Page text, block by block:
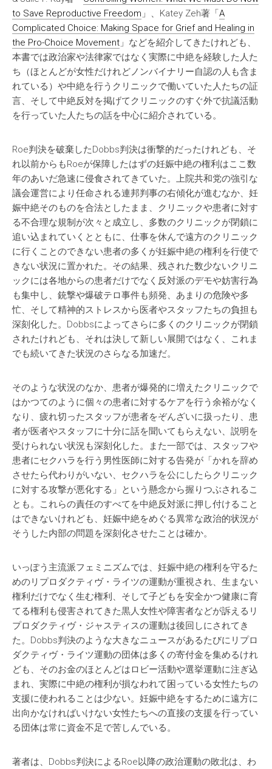
to Save Reproductive Freedom 」、Katey Zeh著「A
Complicated Choice: Making Space for Grief and Healing in
the Pro-Choice Movement 」などを紹介してきたけれども、
本書では政治家や法律家ではなく実際に中絶を経験した人た
ち（ほとんどが女性だけれどノンバイナリー自認の人も含ま
れている）や中絶を行うクリニックで働いていた人たちの証
言、そして中絶反対を掲げてクリニックのすぐ外で抗議活動
を行っていた人たちの話を中心に紹介されている。
Roe判決を破棄したDobbs判決は衝撃的だったけれども、そ
れ以前からもRoeが保障したはずの妊娠中絶の権利はここ数
年のあいだ急速に侵食されてきていた。上院共和党の強引な
議会運営により任命される連邦判事の右傾化が進むなか、妊
娠中絶そのものを合法としたまま、クリニックや患者に対す
る不合理な規制が次々と成立し、多数のクリニックが閉鎖に
追い込まれていくとともに、仕事を休んで遠方のクリニック
に行くことのできない患者の多くが妊娠中絶の権利を行使で
きない状況に置かれた。その結果、残された数少ないクリニ
ックには各地からの患者だけでなく反対派のデモや妨害行為
も集中し、銃撃や爆破テロ事件も頻発、あまりの危険や多
忙、そして精神的ストレスから医者やスタッフたちの負担も
深刻化した。Dobbsによってさらに多くのクリニックが閉鎖
されたけれども、それは決して新しい展開ではなく、これま
でも続いてきた状況のさらなる加速だ。
そのような状況のなか、患者が爆発的に増えたクリニックで
はかつてのように個々の患者に対するケアを行う余裕がなく
なり、疲れ切ったスタッフが患者をぞんざいに扱ったり、患
者が医者やスタッフに十分に話を聞いてもらえない、説明を
受けられない状況も深刻化した。また一部では、スタッフや
患者にセクハラを行う男性医師に対する告発が「かれを辞め
させたら代わりがいない、セクハラを公にしたらクリニック
に対する攻撃が悪化する」という懸念から握りつぶされるこ
とも。これらの責任のすべてを中絶反対派に押し付けること
はできないけれども、妊娠中絶をめぐる異常な政治的状況が
そうした内部の問題を深刻化させたことは確か。
いっぽう主流派フェミニズムでは、妊娠中絶の権利を守るた
めのリプロダクティヴ・ライツの運動が重視され、生まない
権利だけでなく生む権利、そして子どもを安全かつ健康に育
てる権利も侵害されてきた黒人女性や障害者などが訴えるリ
プロダクティヴ・ジャスティスの運動は後回しにされてき
た。Dobbs判決のような大きなニュースがあるたびにリプロ
ダクティヴ・ライツ運動の団体は多くの寄付金を集めるけれ
ども、そのお金のほとんどはロビー活動や選挙運動に注ぎ込
まれ、実際に中絶の権利が損なわれて困っている女性たちの
支援に使われることは少ない。妊娠中絶をするために遠方に
出向かなければいけない女性たちへの直接の支援を行ってい
る団体は常に資金不足で苦しんでいる。
著者は、Dobbs判決によるRoe以降の政治運動の敗北は、わ